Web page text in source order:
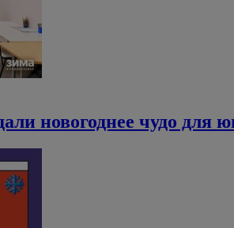
новогоднее чудо для